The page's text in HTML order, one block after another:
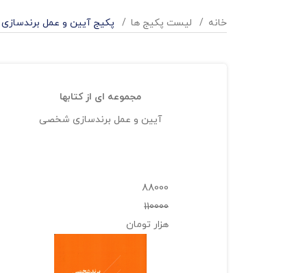
خانه لیست پکیج ها پکیج آیین و عمل
مجموعه ای از کتابها
آیین و عمل برندسازی شخصی
88000
110000
هزار تومان